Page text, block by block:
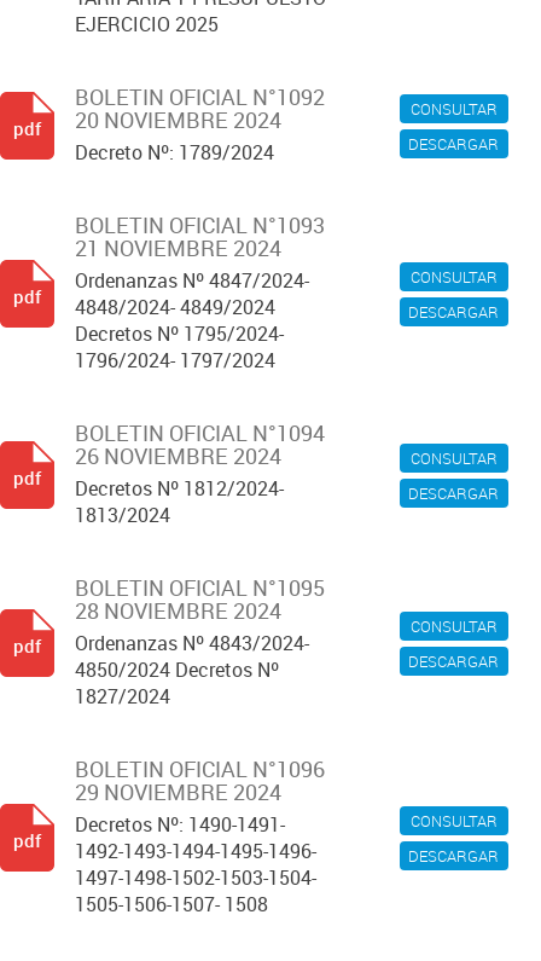
EJERCICIO 2025
CONSULTAR
DESCARGAR
BOLETIN OFICIAL N°1092
20 NOVIEMBRE 2024
Decreto Nº: 1789/2024
pdf
CONSULTAR
DESCARGAR
BOLETIN OFICIAL N°1093
21 NOVIEMBRE 2024
Ordenanzas Nº 4847/2024-
4848/2024- 4849/2024
Decretos Nº 1795/2024-
1796/2024- 1797/2024
pdf
CONSULTAR
DESCARGAR
BOLETIN OFICIAL N°1094
26 NOVIEMBRE 2024
Decretos Nº 1812/2024-
1813/2024
pdf
CONSULTAR
DESCARGAR
BOLETIN OFICIAL N°1095
28 NOVIEMBRE 2024
Ordenanzas Nº 4843/2024-
4850/2024 Decretos Nº
1827/2024
pdf
CONSULTAR
DESCARGAR
BOLETIN OFICIAL N°1096
29 NOVIEMBRE 2024
Decretos Nº: 1490-1491-
1492-1493-1494-1495-1496-
1497-1498-1502-1503-1504-
1505-1506-1507- 1508
pdf